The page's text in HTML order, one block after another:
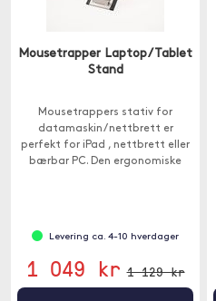
Mousetrapper Laptop/Tablet
Stand
Mousetrappers stativ for
datamaskin / nettbrett er
perfekt for iPad , nettbrett eller
bærbar PC. Den ergonomiske
Levering ca. 4-10 hverdager
1 049 kr 1 129 kr